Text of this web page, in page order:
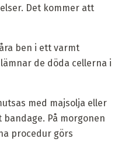
Det kommer att
ben i ett varmt
de döda cellerna i
med majsolja eller
På morgonen
procedur görs